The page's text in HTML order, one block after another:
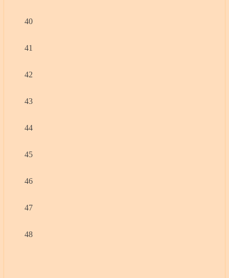
40
41
42
43
44
45
46
47
48